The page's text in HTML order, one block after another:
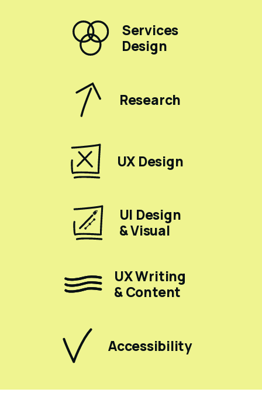
Services
Design
Research
UX Design
UI Design
& Visual
UX Writing
& Content
Accessibility